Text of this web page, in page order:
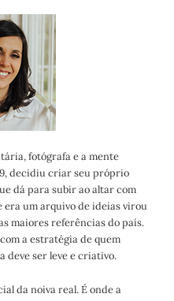
fotógrafa e a mente
decidiu criar seu próprio
dá para subir ao altar com
era um arquivo de ideias virou
maiores referências do país.
a estratégia de quem
deve ser leve e criativo.
da noiva real. É onde a